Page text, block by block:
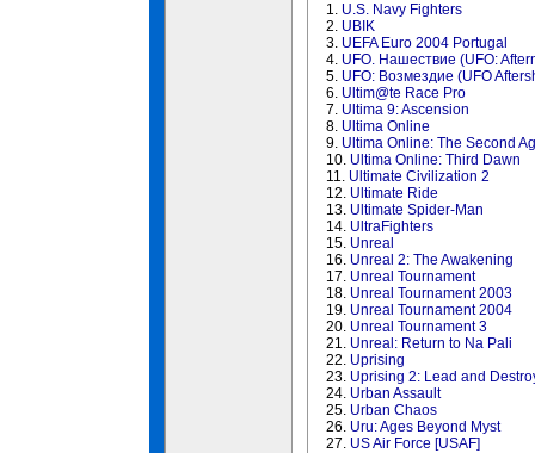
1. U.S. Navy Fighters
2. UBIK
3. UEFA Euro 2004 Portugal
4. UFO. Нашествие (UFO:
5. UFO: Возмездие (UFO
6. Ultim@te Race Pro
7. Ultima 9: Ascension
8. Ultima Online
9. Ultima Online: The Second
10. Ultima Online: Third Dawn
11. Ultimate Civilization 2
12. Ultimate Ride
13. Ultimate Spider-Man
14. UltraFighters
15. Unreal
16. Unreal 2: The Awakening
17. Unreal Tournament
18. Unreal Tournament 2003
19. Unreal Tournament 2004
20. Unreal Tournament 3
21. Unreal: Return to Na Pali
22. Uprising
23. Uprising 2: Lead and
24. Urban Assault
25. Urban Chaos
26. Uru: Ages Beyond Myst
27. US Air Force [USAF]